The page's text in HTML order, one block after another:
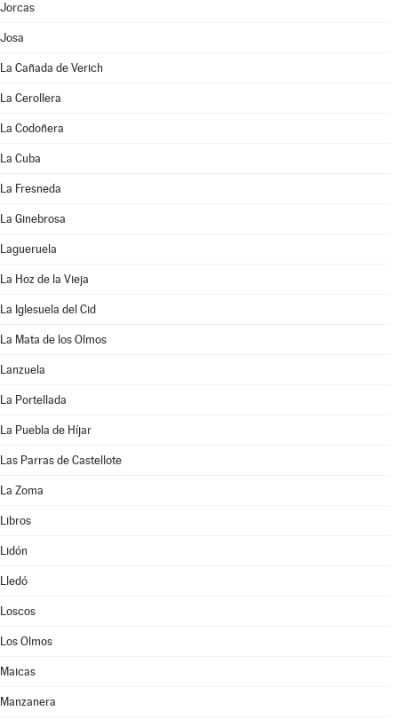
Jorcas
Josa
La Cañada de Verich
La Cerollera
La Codoñera
La Cuba
La Fresneda
La Ginebrosa
Lagueruela
La Hoz de la Vieja
La Iglesuela del Cid
La Mata de los Olmos
Lanzuela
La Portellada
La Puebla de Híjar
Las Parras de Castellote
La Zoma
Libros
Lidón
Lledó
Loscos
Los Olmos
Maicas
Manzanera